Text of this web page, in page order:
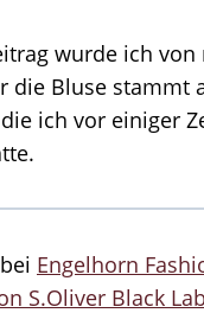
wurde ich
die Bluse stammt
ich vor einiger
Engelhorn
S.Oliver Black